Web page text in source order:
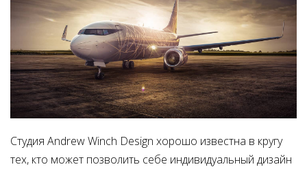
Студия AndrewWinch Design хорошо известна в кругу
тех, кто может позволить себе индивидуальный дизайн